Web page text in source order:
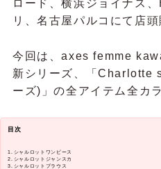
ロード、横浜ジョイナス
リ、名古屋パルコにて店頭
今回は、axes femme
新シリーズ、「Charlotte
ーズ)」の全アイテム全カ
目次
シャルロットワンピース
シャルロットジャンスカ
シャルロットブラウス